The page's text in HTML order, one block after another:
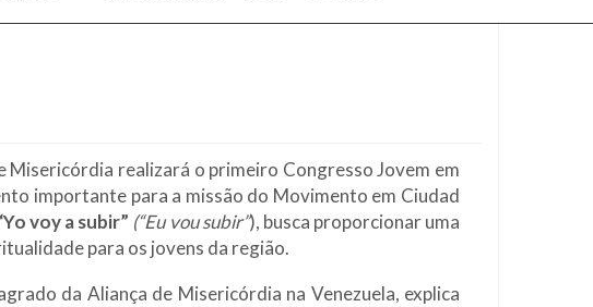
Misericórdia realizará o primeiro Congresso Jovem em
importante para a missão do Movimento em Ciudad
voy a subir” (“Eu vou subir”), busca proporcionar uma
para os jovens da região.
da Aliança de Misericórdia na Venezuela, explica